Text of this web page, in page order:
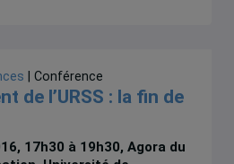
| Conférence
de l’URSS : la fin de
17h30 à 19h30, Agora du